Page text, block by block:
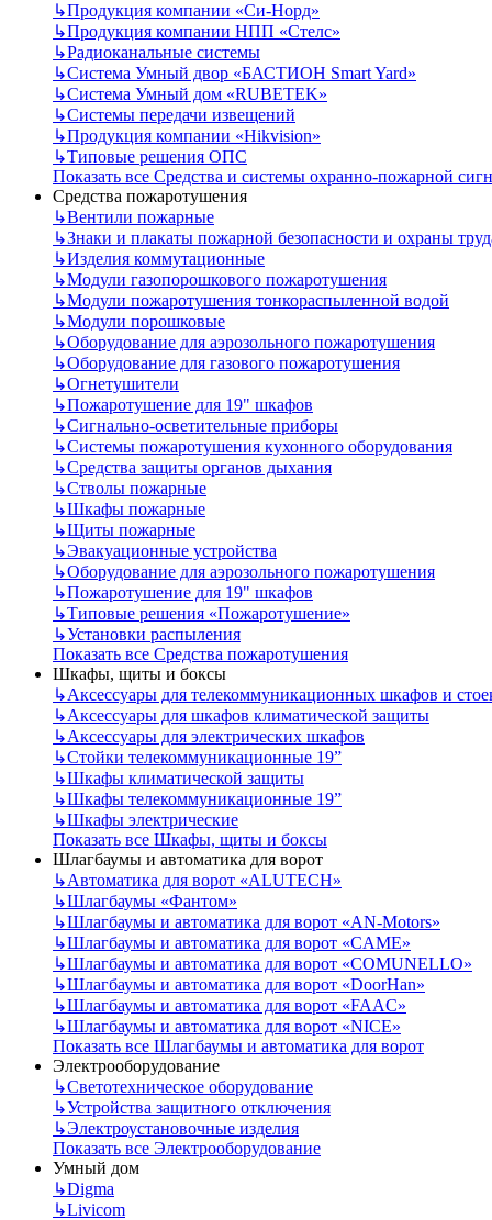
↳Продукция компании «Си-Норд»
↳Продукция компании НПП «Стелс»
↳Радиоканальные системы
↳Система Умный двор «БАСТИОН Smart Yard»
↳Система Умный дом «RUBETEK»
↳Системы передачи извещений
↳Продукция компании «Hikvision»
↳Типовые решения ОПС
Показать все Средства и системы охранно-пожарной
Средства пожаротушения
↳Вентили пожарные
↳Знаки и плакаты пожарной безопасности и охраны
↳Изделия коммутационные
↳Модули газопорошкового пожаротушения
↳Модули пожаротушения тонкораспыленной водой
↳Модули порошковые
↳Оборудование для аэрозольного пожаротушения
↳Оборудование для газового пожаротушения
↳Огнетушители
↳Пожаротушение для 19" шкафов
↳Сигнально-осветительные приборы
↳Системы пожаротушения кухонного оборудования
↳Средства защиты органов дыхания
↳Стволы пожарные
↳Шкафы пожарные
↳Щиты пожарные
↳Эвакуационные устройства
↳Оборудование для аэрозольного пожаротушения
↳Пожаротушение для 19" шкафов
↳Типовые решения «Пожаротушение»
↳Установки распыления
Показать все Средства пожаротушения
Шкафы, щиты и боксы
↳Аксессуары для телекоммуникационных шкафов и
↳Аксессуары для шкафов климатической защиты
↳Аксессуары для электрических шкафов
↳Стойки телекоммуникационные 19”
↳Шкафы климатической защиты
↳Шкафы телекоммуникационные 19”
↳Шкафы электрические
Показать все Шкафы, щиты и боксы
Шлагбаумы и автоматика для ворот
↳Автоматика для ворот «ALUTECH»
↳Шлагбаумы «Фантом»
↳Шлагбаумы и автоматика для ворот «AN-Motors»
↳Шлагбаумы и автоматика для ворот «CAME»
↳Шлагбаумы и автоматика для ворот «COMUNELLO»
↳Шлагбаумы и автоматика для ворот «DoorHan»
↳Шлагбаумы и автоматика для ворот «FAAC»
↳Шлагбаумы и автоматика для ворот «NICE»
Показать все Шлагбаумы и автоматика для ворот
Электрооборудование
↳Светотехническое оборудование
↳Устройства защитного отключения
↳Электроустановочные изделия
Показать все Электрооборудование
Умный дом
↳Digma
↳Livicom